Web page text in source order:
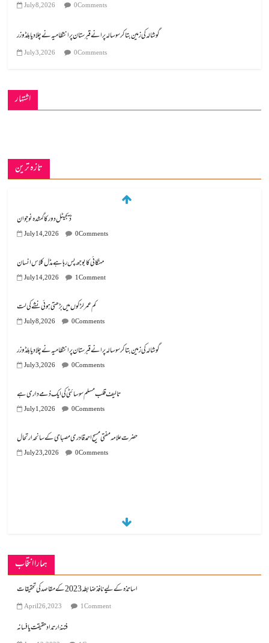
July 8, 2026 0 Comments
گوشالہ کی زمین بتا کر سوسالہ پرانے قبرستان پر انتظامیہ نے چلا دیا بلڈوزر
July 3, 2026 0 Comments
اشتہار
تازہ ترین
ڈیجیٹل دور کا گمشدہ نوجوان
July 14, 2026 0 Comments
مہنگائی کا بوجھ پس رہا ہے مڈل کلاس انسان
July 14, 2026 1 Comment
کم عمر لڑکوں میں بڑھتی ہوئی نشے کی لت
July 8, 2026 0 Comments
گوشالہ کی زمین بتا کر سوسالہ پرانے قبرستان پر انتظامیہ نے چلا دیا بلڈوزر
July 3, 2026 0 Comments
تالیف قلب مسلم سوسائٹی کی ایک ذمے داری ہے
July 1, 2026 0 Comments
July 23, 2026 0 Comments
ہمارا انتخاب
اساتذہ کے لیے نافذ ضابطہ 2023 کے مقاصد کی تحقیقات
April 26, 2023 1 Comment
فتنۂ ارتداد حقیقت یا فسانہ